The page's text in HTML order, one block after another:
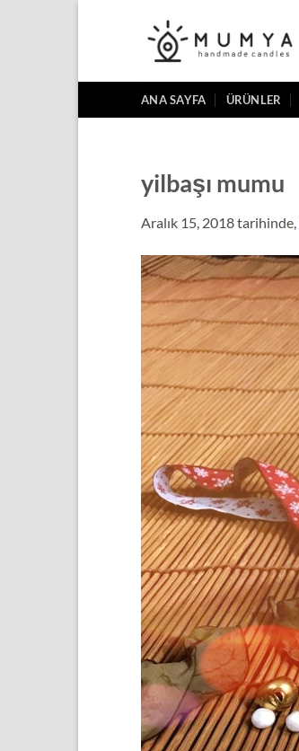
ANA SAYFA ÜRÜNLER
yilbaşı mumu
Aralık 15, 2018tarihinde,